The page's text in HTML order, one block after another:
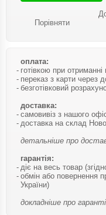
Порівняти
оплата:
готівкою при отриманні
переказ з карти через
безготівковий
доставка:
самовивіз з нашого
доставка на склад
детальніше про
гарантія:
діє на весь товар
обмін або повернення
України)
докладніше про